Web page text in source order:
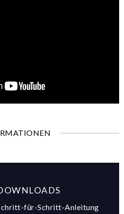
für-Schritt-Anleitung